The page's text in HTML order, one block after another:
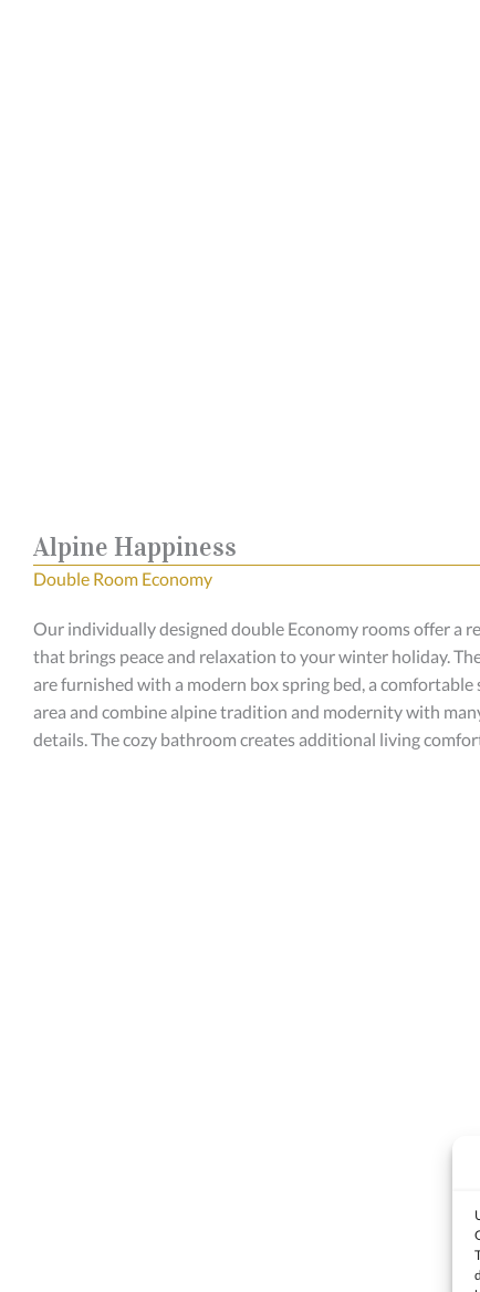
Alpine Happiness
Double Room Economy
Our individually designed double Economy rooms offer a
that brings peace and relaxation to your winter holiday.
are furnished with a modern box spring bed, a
area and combine alpine tradition and modernity with
details. The cozy bathroom creates additional living